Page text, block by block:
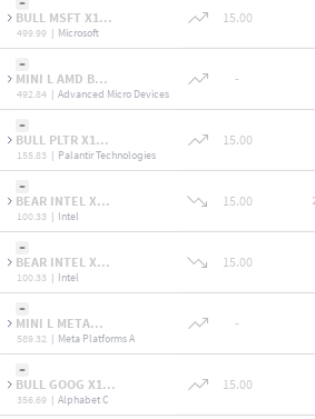
BULL MSFT X1...
499.99 | Microsoft
15.00
MINI L AMD B...
492.84 | Advanced Micro Devices
-
BULL PLTR X1...
155.83 | Palantir Technologies
15.00
BEAR INTEL X...
100.33 | Intel
15.00
BEAR INTEL X...
100.33 | Intel
15.00
MINI L META...
589.32 | Meta Platforms A
-
BULL GOOG X1...
356.69 | Alphabet C
15.00